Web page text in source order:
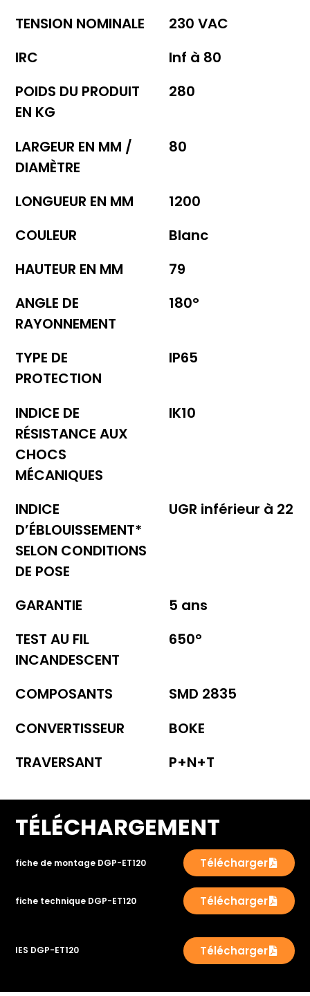
TENSION NOMINALE
230 VAC
IRC
Inf à 80
POIDS DU PRODUIT
EN KG
280
LARGEUR EN MM /
DIAMÈTRE
80
LONGUEUR EN MM
1200
COULEUR
Blanc
HAUTEUR EN MM
79
ANGLE DE
RAYONNEMENT
180°
TYPE DE
PROTECTION
IP65
INDICE DE
RÉSISTANCE AUX
CHOCS
MÉCANIQUES
IK10
INDICE
D’ÉBLOUISSEMENT*
SELON CONDITIONS
DE POSE
UGR inférieur à 22
GARANTIE
5 ans
TEST AU FIL
INCANDESCENT
650°
COMPOSANTS
SMD 2835
CONVERTISSEUR
BOKE
TRAVERSANT
P+N+T
TÉLÉCHARGEMENT
fiche de montage DGP-ET120 Télécharger
fiche technique DGP-ET120 Télécharger
IES DGP-ET120 Télécharger